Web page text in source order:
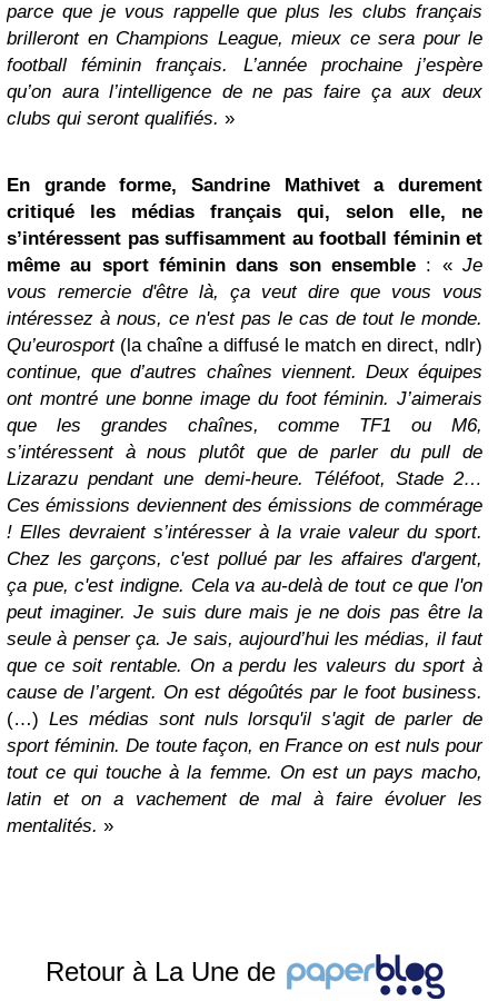
parce que je vous rappelle que plus les clubs français
brilleront en Champions League, mieux ce sera pour le
football féminin français. L’année prochaine j’espère
qu’on aura l’intelligence de ne pas faire ça aux deux
clubs qui seront qualifiés. »
En grande forme, Sandrine Mathivet a durement
critiqué les médias français qui, selon elle, ne
s’intéressent pas suffisamment au football féminin et
même au sport féminin dans son ensemble : «Je
vous remercie d'être là, ça veut dire que vous vous
intéressez à nous, ce n'est pas le cas de tout le monde.
Qu’eurosport(la chaîne a diffusé le match en direct, ndlr)
continue, que d’autres chaînes viennent. Deux équipes
ont montré une bonne image du foot féminin. J’aimerais
que les grandes chaînes, comme TF1 ou M6,
s’intéressent à nous plutôt que de parler du pull de
Lizarazu pendant une demi-heure. Téléfoot, Stade 2…
Ces émissions deviennent des émissions de commérage
! Elles devraient s’intéresser à la vraie valeur du sport.
Chez les garçons, c'est pollué par les affaires d'argent,
ça pue, c'est indigne. Cela va au-delà de tout ce que l'on
peut imaginer. Je suis dure mais je ne dois pas être la
seule à penser ça. Je sais, aujourd’hui les médias, il faut
que ce soit rentable. On a perdu les valeurs du sport à
cause de l’argent. On est dégoûtés par le foot business.
(…) Les médias sont nuls lorsqu'il s'agit de parler de
sport féminin. De toute façon, en France on est nuls pour
tout ce qui touche à la femme. On est un pays macho,
latin et on a vachement de mal à faire évoluer les
mentalités. »
Retour à La Une de